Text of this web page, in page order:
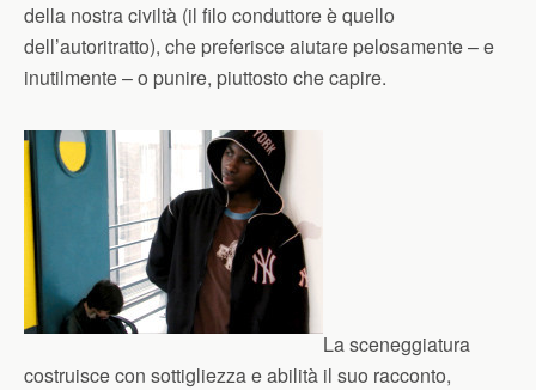
della nostra civiltà (il filo conduttore è quello
dell’autoritratto), che preferisce aiutare pelosamente – e
inutilmente – o punire, piuttosto che capire.
La sceneggiatura
costruisce con sottigliezza e abilità il suo racconto,